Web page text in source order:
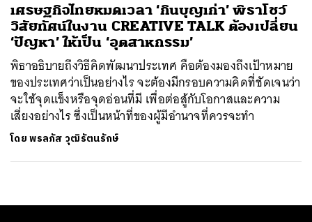
เศรษฐกิจไทยหมดเวลา ‘กินบุญเก่า’ พิธาโชว์
วิสัยทัศน์ในงาน CREATIVE TALK ต้องเปลี่ยน
‘ปัญหา’ ให้เป็น ‘อุตสาหกรรม’
พิธาอธิบายถึงวิธีคิดพัฒนาประเทศ คือต้องมองถึงเป้าหมาย
ของประเทศว่าเป็นอย่างไร จะต้องมีกรอบความคิดที่ชัดเจนว่า
จะใช้จุดแข็งหรือจุดอ่อนที่มี เพื่อต่อสู้กับโอกาสและความ
เสี่ยงอย่างไร ซึ่งเป็นหน้าที่ของผู้มีอำนาจที่ควรจะทำ
โดยพรลภัส วุฒิรัตนรักษ์